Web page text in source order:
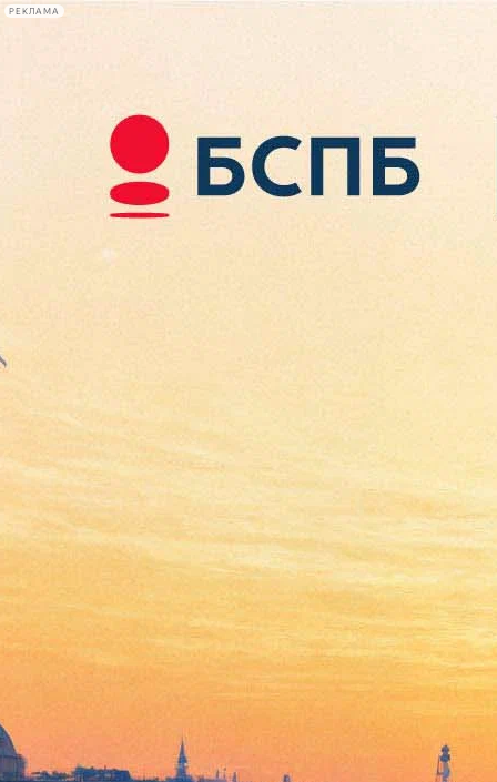
РЕКЛАМА
Сегодня:
2026.08.07
18:20
Афиша Plus